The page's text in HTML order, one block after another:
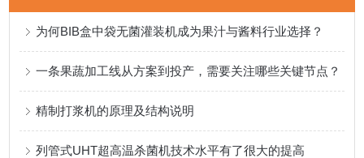
为何BIB盒中袋无菌灌装机成为果汁与酱料行业选择？
一条果蔬加工线从方案到投产，需要关注哪些关键节点？
精制打浆机的原理及结构说明
列管式UHT超高温杀菌机技术水平有了很大的提高